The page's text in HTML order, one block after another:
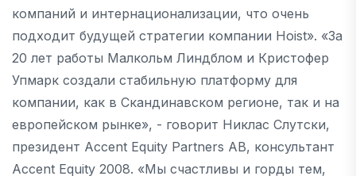
компаний и интернационализации, что очень
подходит будущей стратегии компании Hoist». «За
20 лет работы Малкольм Линдблом и Кристофер
Упмарк создали стабильную платформу для
компании, как в Скандинавском регионе, так и на
европейском рынке», - говорит Никлас Слутски,
президент Accent Equity Partners AB, консультант
Accent Equity 2008. «Мы счастливы и горды тем,